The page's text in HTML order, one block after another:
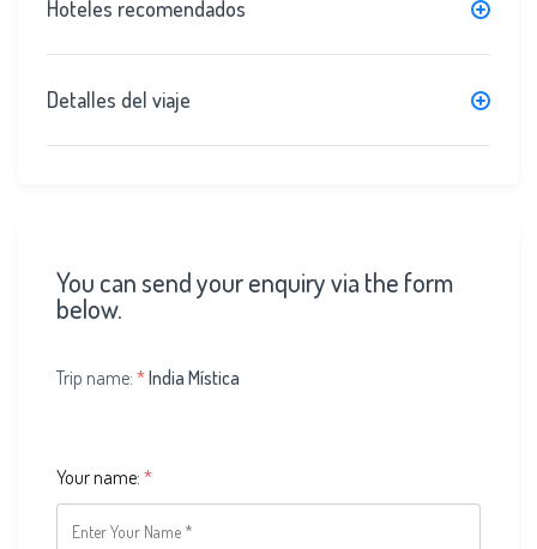
Hoteles recomendados
Detalles del viaje
You can send your enquiry via the form
below.
Trip name: *India Mística
Your name: *